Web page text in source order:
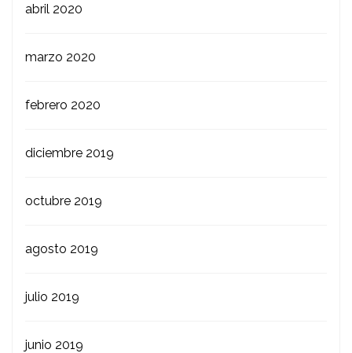
abril 2020
marzo 2020
febrero 2020
diciembre 2019
octubre 2019
agosto 2019
julio 2019
junio 2019